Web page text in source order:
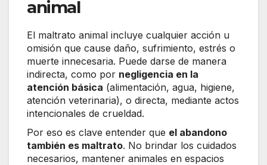
animal
El maltrato animal incluye cualquier acción u
omisión que cause daño, sufrimiento, estrés o
muerte innecesaria. Puede darse de manera
indirecta, como por negligencia en la
atención básica (alimentación, agua, higiene,
atención veterinaria), o directa, mediante actos
intencionales de crueldad.
Por eso es clave entender que el abandono
también es maltrato. No brindar los cuidados
necesarios, mantener animales en espacios